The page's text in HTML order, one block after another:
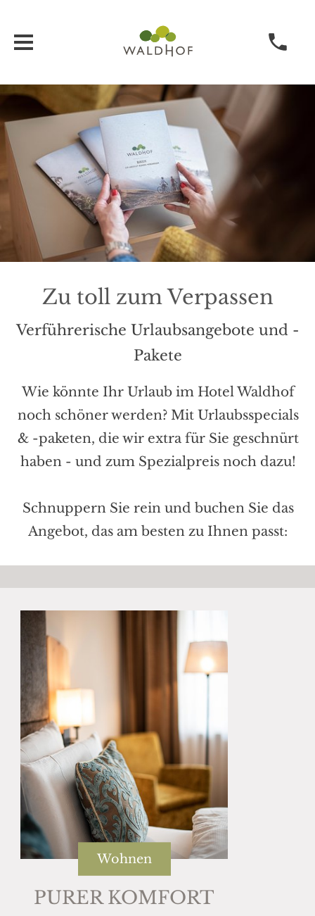
Zu toll zum Verpassen
Verführerische Urlaubsangebote und -
Pakete
Wie könnte Ihr Urlaub im Hotel Waldhof
noch schöner werden? Mit Urlaubsspecials
& -paketen, die wir extra für Sie geschnürt
haben - und zum Spezialpreis noch dazu!
Schnuppern Sie rein und buchen Sie das
Angebot, das am besten zu Ihnen passt:
Wohnen
PURER KOMFORT